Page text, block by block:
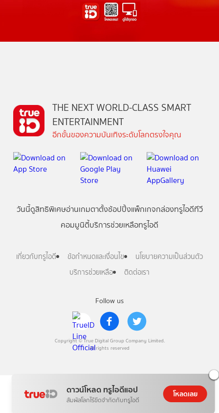
ดาวน์โหลด ทรูไอดีแอป
สัมผัสโลกไร้ขีดจำกัดกับทรูไอดี
โหลดเลย
Follow us
Copyright © True Digital Group Company Limited.
All rights reserved
THE NEXT WORLD-CLASS SMART
ENTERTAINMENT
อีกขั้นของความบันเทิงระดับโลกตรงใจคุณ
วันนี้ดูสิทธิพิเศษอ่านเกมตาตั้งช้อปปิ้งแพ็กเกจกล่องทรูไอดีทีวี
คอมมูนิตี้บริการช่วยเหลือทรูไอดี
เกี่ยวกับทรูไอดี ข้อกำหนดและเงื่อนไข
นโยบายความเป็นส่วนตัว
บริการช่วยเหลือ
ติดต่อเรา